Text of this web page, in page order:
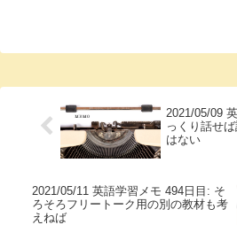
2021/05/09
っくり話せ
はない
2021/05/11 英語学習メモ 494日目: そ
ろそろフリートーク用の別の教材も考
えねば